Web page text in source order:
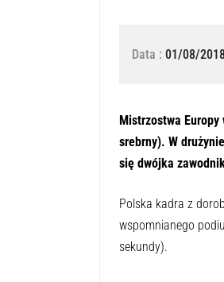
Data : 01/08/
Mistrzostwa Europy
srebrny). W